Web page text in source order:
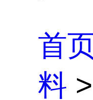
首
料